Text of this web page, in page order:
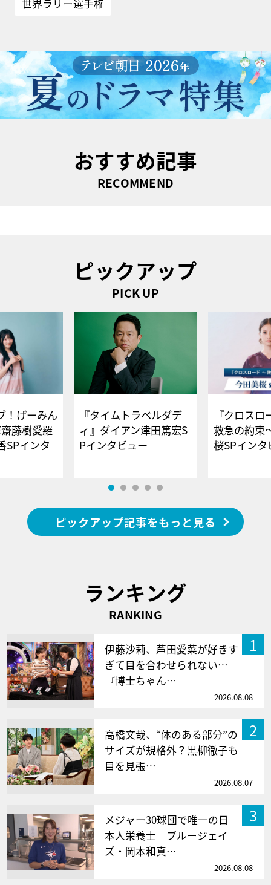
世界ラリー選手権
おすすめ記事
RECOMMEND
ピックアップ
PICK UP
！げーみん
藤樹愛羅
SPインタ
『タイムトラベルダデ
ィ』ダイアン津田篤宏S
Pインタビュー
『クロス
救急の約束
桜SPイ
ピックアップ記事をもっと見る
ランキング
RANKING
1
伊藤沙莉、芦田愛菜が好きす
ぎて目を合わせられない…
『博士ちゃん…
2026.08.08
2
高橋文哉、“体のある部分”の
サイズが規格外？黒柳徹子も
目を見張…
2026.08.07
3
メジャー30球団で唯一の日
本人栄養士 ブルージェイ
ズ・岡本和真…
2026.08.08